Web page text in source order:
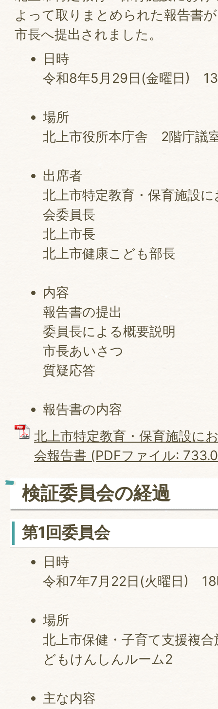
よって取りまとめられた報告書
市長へ提出されました。
日時
令和8年5月29日(金曜日)
場所
北上市役所本庁舎 2階庁議
出席者
北上市特定教育・保育施設
会委員長
北上市長
北上市健康こども部長
内容
報告書の提出
委員長による概要説明
市長あいさつ
質疑応答
報告書の内容
北上市特定教育・保育施設に
会報告書 (PDFファイル:
検証委員会の経過
第1回委員会
日時
令和7年7月22日(火曜日)
場所
北上市保健・子育て支援複
どもけんしんルーム2
主な内容